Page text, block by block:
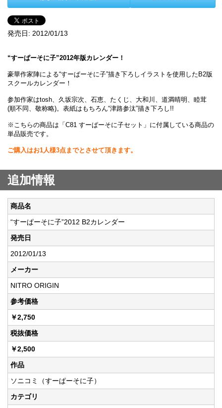
発売日: 2012/01/13
“すーぱーそに子”2012年版カレンダー！
豪華作家陣による“すーぱーそに子”描き下ろしイラストを使用したB2版
スクールカレンダー！
参加作家はtosh、久坂宗次、石恵、たくじ、大和川、道満晴明、睦茸
(順不同、敬称略)。表紙はもちろん“津路参汰”描き下ろし!!
※こちらの商品は「C81 すーぱーそに子セット」に付属している商品の
単品販売です。
ご購入はお1人様3点までとさせて頂きます。
追加情報
商品名
“すーぱーそに子”2012 B2カレンダー
発売日
2012/01/13
メーカー
NITRO ORIGIN
参考価格
￥2,750
税抜価格
￥2,500
作品
ソニコミ（すーぱーそに子）
カテゴリ